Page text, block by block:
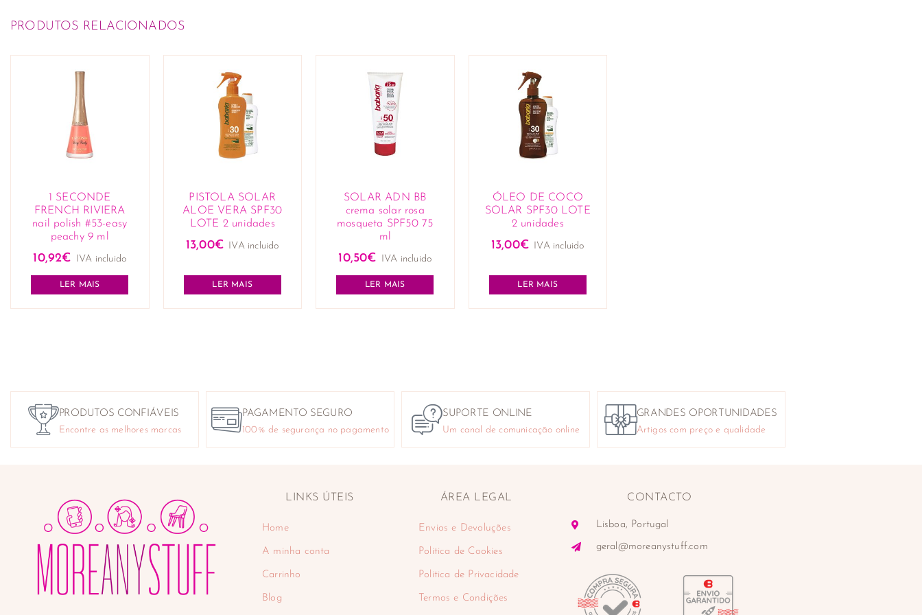
PRODUTOS RELACIONADOS
1 SECONDE
FRENCH RIVIERA
nail polish #53-easy
peachy 9 ml
10,92€ IVA incluido
LER MAIS
PISTOLA SOLAR
ALOE VERA SPF30
LOTE 2 unidades
13,00€ IVA incluido
LER MAIS
SOLAR ADN BB
crema solar rosa
mosqueta SPF50 75
ml
10,50€ IVA incluido
LER MAIS
ÓLEO DE COCO
SOLAR SPF30 LOTE
2 unidades
13,00€ IVA incluido
LER MAIS
PRODUTOS CONFIÁVEIS
Encontre as melhores marcas
PAGAMENTO SEGURO
100% de segurança no pagamento
SUPORTE ONLINE
Um canal de comunicação online
GRANDES OPORTUNIDADES
Artigos com preço e qualidade
LINKS ÚTEIS
Home
A minha conta
Carrinho
Blog
ÁREA LEGAL
Envios e Devoluções
Politica de Cookies
Politica de Privacidade
Termos e Condições
CONTACTO
Lisboa, Portugal
geral@moreanystuff.com